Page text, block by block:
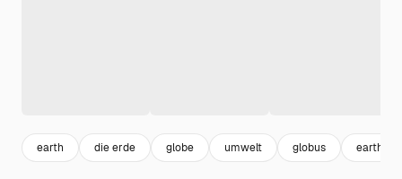
earth die erde globe umwelt globus earth